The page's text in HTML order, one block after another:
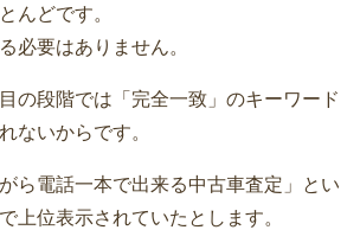
んどです。
必要はありません。
の段階では「完全一致」のキーワード
ないからです。
ら電話一本で出来る中古車査定」とい
上位表示されていたとします。